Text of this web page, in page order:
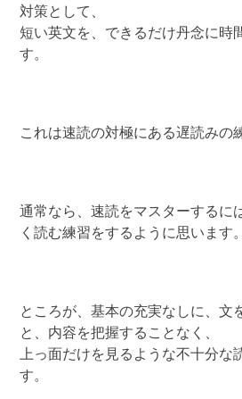
対策として、
短い英文を、できるだけ丹念に時
す。
これは速読の対極にある遅読みの
通常なら、速読をマスターするに
く読む練習をするように思います。
ところが、基本の充実なしに、文
と、内容を把握することなく、
上っ面だけを見るような不十分な
す。